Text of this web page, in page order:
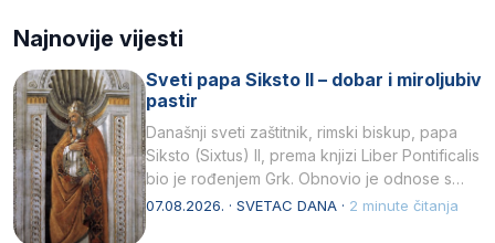
Najnovije vijesti
Sveti papa Siksto II – dobar i miroljubiv
pastir
Današnji sveti zaštitnik, rimski biskup, papa
Siksto (Sixtus) II, prema knjizi Liber Pontificalis
bio je rođenjem Grk. Obnovio je odnose s
afričkim…
07.08.2026. · SVETAC DANA · 2 minute čitanja